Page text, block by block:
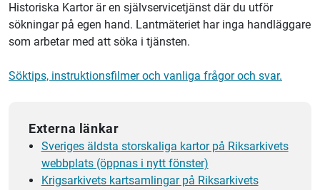
Historiska Kartor är en självservicetjänst där du utför
sökningar på egen hand. Lantmäteriet har inga handläggare
som arbetar med att söka i tjänsten.
Söktips, instruktionsfilmer och vanliga frågor och svar.
Externa länkar
Sveriges äldsta storskaliga kartor på Riksarkivets
webbplats (öppnas i nytt fönster)
Krigsarkivets kartsamlingar på Riksarkivets